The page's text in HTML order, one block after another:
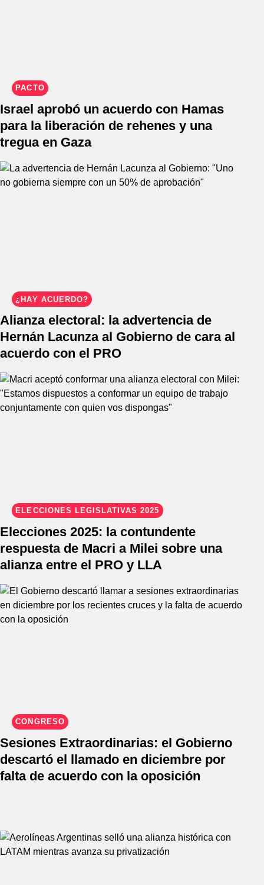
PACTO
Israel aprobó un acuerdo con Hamas
para la liberación de rehenes y una
tregua en Gaza
¿HAY ACUERDO?
Alianza electoral: la advertencia de
Hernán Lacunza al Gobierno de cara al
acuerdo con el PRO
ELECCIONES LEGISLATIVAS 2025
Elecciones 2025: la contundente
respuesta de Macri a Milei sobre una
alianza entre el PRO y LLA
CONGRESO
Sesiones Extraordinarias: el Gobierno
descartó el llamado en diciembre por
falta de acuerdo con la oposición